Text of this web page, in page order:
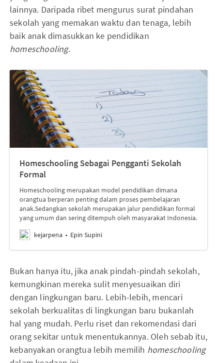
lainnya. Daripada ribet mengurus surat pindahan
sekolah yang memakan waktu dan tenaga, lebih
baik anak dimasukkan ke pendidikan
homeschooling.
Homeschooling Sebagai Pengganti Sekolah
Formal
Homeschooling merupakan model pendidikan dimana
orangtua berperan penting dalam proses pembelajaran
anak.Sedangkan sekolah merupakan jalur pendidikan formal
yang umum dan sering ditempuh oleh masyarakat Indonesia.
kejarpena
Epin Supini
Bukan hanya itu, jika anak pindah-pindah sekolah,
kemungkinan mereka sulit menyesuaikan diri
dengan lingkungan baru. Lebih-lebih, mencari
sekolah berkualitas di lingkungan baru bukanlah
hal yang mudah. Perlu riset dan rekomendasi dari
orang sekitar untuk menentukannya. Oleh sebab itu,
kebanyakan orangtua lebih memilih homeschooling